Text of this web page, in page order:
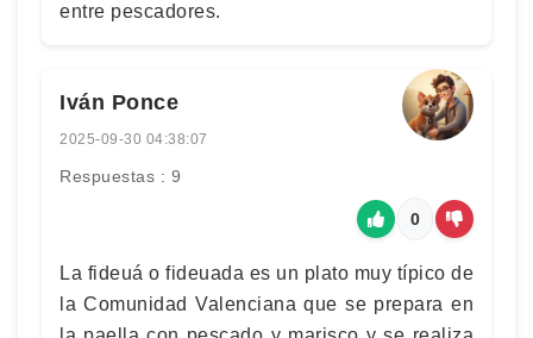
entre pescadores.
Iván Ponce
2025-09-30 04:38:07
Respuestas : 9
0
La fideuá o fideuada es un plato muy típico de
la Comunidad Valenciana que se prepara en